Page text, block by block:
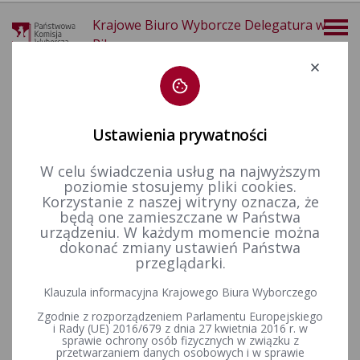
Krajowe Biuro Wyborcze Delegatura w
Pile
Deklaracja dostępności
Państwowa Komisja Wyborcza / Krajowe Biuro Wyborcze
zobowiązuje się zapewnić dostępność swojej strony internetowej
zgodnie z ustawą z dnia 4 kwietnia 2019 r. o dostępności cyfrowej
stron internetowych i aplikacji mobilnych podmiotów publicznych.
Oświadczenie w sprawie dostępności ma zastosowanie do strony
internetowejpkw.gov.pl,kbw.gov.plorazdelegatur Krajowego Biura
Ustawienia prywatności
W celu świadczenia usług na najwyższym
poziomie stosujemy pliki cookies.
Korzystanie z naszej witryny oznacza, że
będą one zamieszczane w Państwa
urządzeniu. W każdym momencie można
dokonać zmiany ustawień Państwa
przeglądarki.
Klauzula informacyjna Krajowego Biura Wyborczego
Zgodnie z rozporządzeniem Parlamentu Europejskiego
i Rady (UE) 2016/679 z dnia 27 kwietnia 2016 r. w
sprawie ochrony osób fizycznych w związku z
przetwarzaniem danych osobowych i w sprawie